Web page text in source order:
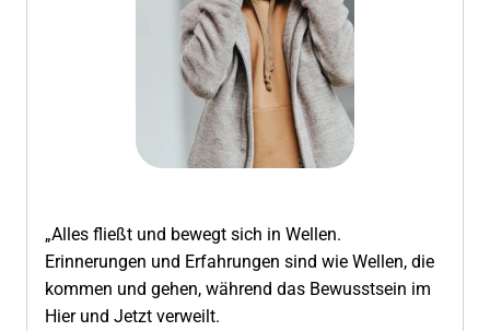
„Alles fließt und bewegt sich in Wellen.
Erinnerungen und Erfahrungen sind wie Wellen, die
kommen und gehen, während das Bewusstsein im
Hier und Jetzt verweilt.